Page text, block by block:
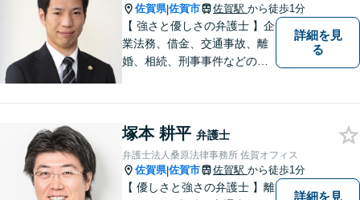
佐賀県|佐賀市 佐賀駅 から徒歩1分
【 強さと優しさの弁護士 】企
業法務、借金、交通事故、離
婚、相続、刑事事件などのご
なリーガルサービスを提供い
たします。
詳細を見
る
塚本 耕平 弁護士
弁護士法人桑原法律事務所 佐賀オフィス
佐賀県|佐賀市 佐賀駅 から徒歩1分
【 優しさと強さの弁護士 】離
詳細を見